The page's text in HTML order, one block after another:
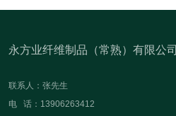
永方业纤维制品（常熟）有限公司
联系人：张先生
电 话：13906263412